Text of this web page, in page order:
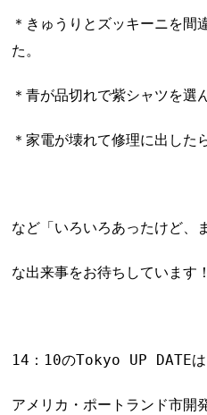
＊きゅうりとズッキーニを間
た。
＊青が品切れで紫シャツを選
＊家電が壊れて修理に出した
など「いろいろあったけど、
な出来事をお待ちしています！
14：10のTokyo UP DATEは
アメリカ・ポートランド市開